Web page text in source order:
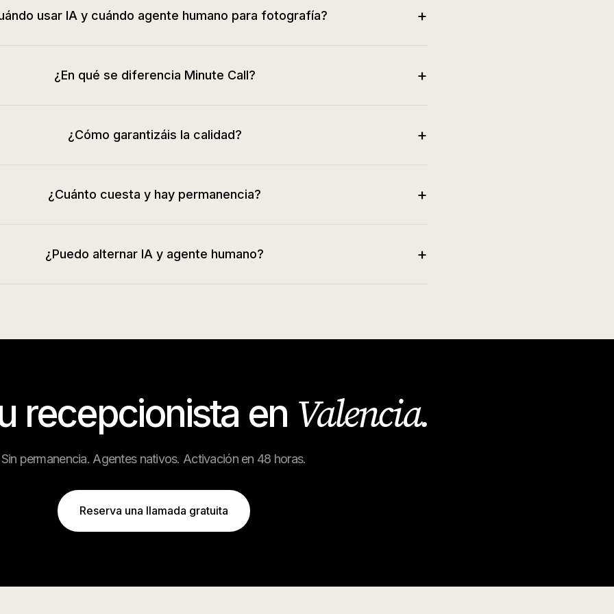
usar IA y cuándo agente humano para fotografía? +
¿En qué se diferencia Minute Call? +
¿Cómo garantizáis la calidad? +
¿Cuánto cuesta y hay permanencia? +
¿Puedo alternar IA y agente humano? +
recepcionista en Valencia.
Sin permanencia. Agentes nativos. Activación en 48 horas.
Reserva una llamada gratuita